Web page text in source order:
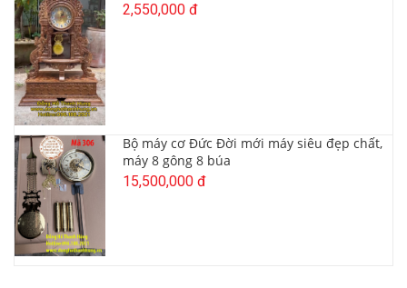
2,550,000 đ
Bộ máy cơ Đức Đời mới máy siêu đẹp chất,
máy 8 gông 8 búa
15,500,000 đ